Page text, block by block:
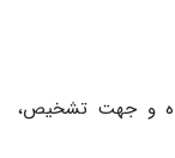
و جهت تشخیص،